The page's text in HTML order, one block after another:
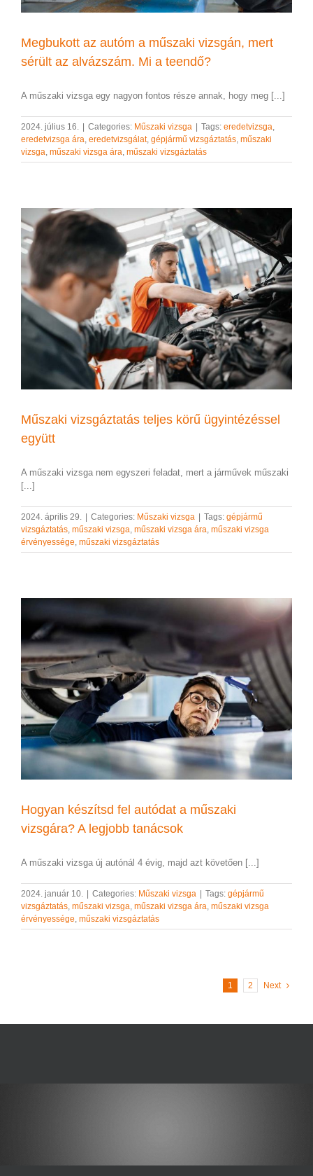
Megbukott az autóm a műszaki vizsgán, mert
sérült az alvázszám. Mi a teendő?
A műszaki vizsga egy nagyon fontos része annak, hogy meg [...]
2024. július 16. Categories: Műszaki vizsga Tags: eredetvizsga,
eredetvizsga ára, eredetvizsgálat, gépjármű vizsgáztatás, műszaki
vizsga, műszaki vizsga ára, műszaki vizsgáztatás
Műszaki vizsgáztatás teljes körű ügyintézéssel
együtt
A műszaki vizsga nem egyszeri feladat, mert a járművek műszaki
[...]
2024. április 29. Categories: Műszaki vizsga Tags: gépjármű
vizsgáztatás, műszaki vizsga, műszaki vizsga ára, műszaki vizsga
érvényessége, műszaki vizsgáztatás
Hogyan készítsd fel autódat a műszaki
vizsgára? A legjobb tanácsok
A műszaki vizsga új autónál 4 évig, majd azt követően [...]
2024. január 10. | Categories: Műszaki vizsga | Tags: gépjármű
vizsgáztatás műszaki vizsga műszaki vizsga ára műszaki vizsga
érvényessége műszaki vizsgáztatás
1 2 Next